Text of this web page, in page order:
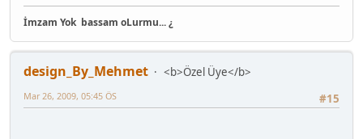
İmzam Yok bassam oLurmu... ¿
design_By_Mehmet
<b>Özel Üye</b>
#15
Mar 26, 2009, 05:45 ÖS